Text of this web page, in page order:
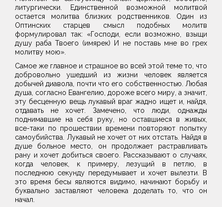
литургически. Единственной возможной молитвой
остается молитва близких родственников. Один из
Оптинских старцев смысл подобных молитв
формулировал так: «Господи, если возможно, взыщи
душу раба Твоего (имярек) И не поставь мне во грех
молитву мою».
Самое же главное и страшное во всей этой теме то, что
добровольно ушедший из жизни человек является
добычей диавола, почти что его собственностью. Любая
душа, согласно Евангелию, дороже всего миру, а значит,
эту бесценную вещь лукавый враг жадно ищет и, найдя,
отдавать не хочет. Замечено, что люди, однажды
поднимавшие на себя руку, но оставшиеся в живых,
все-таки по прошествии времени повторяют попытку
самоубийства. Лукавый не хочет от них отстать. Найдя в
душе больное место, он продолжает растравливать
рану и хочет добиться своего. Рассказывают о случаях,
когда человек, к примеру, лезущий в петлю, в
последнюю секунду передумывает и хочет вылезти. В
это время бесы являются видимо, начинают борьбу и
буквально заставляют человека доделать то, что он
начал.